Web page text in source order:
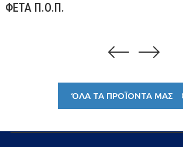
ΦΕΤΑ Π.Ο.Π.
ΌΛΑ ΤΑ ΠΡΟΪΟΝΤΑ ΜΑΣ